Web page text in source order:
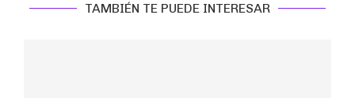
TAMBIÉN TE PUEDE INTERESAR